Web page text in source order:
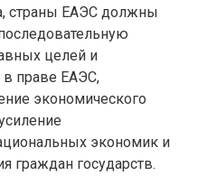
страны ЕАЭС должны
целей и
в праве ЕАЭС,
экономического
экономик и
граждан государств.